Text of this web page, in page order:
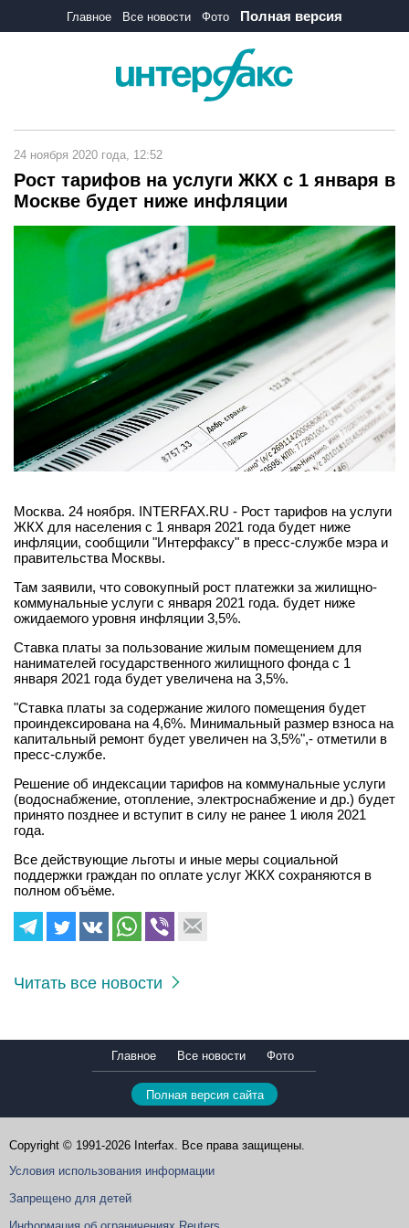
Главное Все новости Фото Полная версия
24 ноября 2020 года, 12:52
Рост тарифов на услуги ЖКХ с 1 января в
Москве будет ниже инфляции
Москва. 24 ноября. INTERFAX.RU - Рост тарифов на услуги
ЖКХ для населения с 1 января 2021 года будет ниже
инфляции, сообщили "Интерфаксу" в пресс-службе мэра и
правительства Москвы.
Там заявили, что совокупный рост платежки за жилищно-
коммунальные услуги с января 2021 года. будет ниже
ожидаемого уровня инфляции 3,5%.
Ставка платы за пользование жилым помещением для
нанимателей государственного жилищного фонда с 1
января 2021 года будет увеличена на 3,5%.
"Ставка платы за содержание жилого помещения будет
проиндексирована на 4,6%. Минимальный размер взноса на
капитальный ремонт будет увеличен на 3,5%",- отметили в
пресс-службе.
Решение об индексации тарифов на коммунальные услуги
(водоснабжение, отопление, электроснабжение и др.) будет
принято позднее и вступит в силу не ранее 1 июля 2021
года.
Все действующие льготы и иные меры социальной
поддержки граждан по оплате услуг ЖКХ сохраняются в
полном объёме.
Читать все новости
Главное Все новости Фото
Полная версия сайта
Copyright © 1991-2026 Interfax. Все права защищены.
Условия использования информации
Запрещено для детей